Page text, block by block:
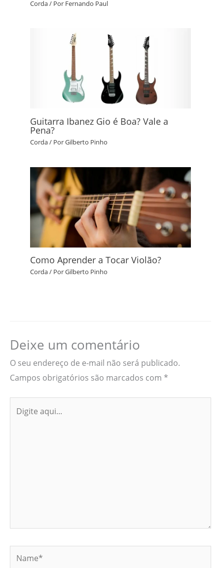
Corda/ Por Fernando Paul
Guitarra Ibanez Gio é Boa? Vale a
Pena?
Corda/ PorGilberto Pinho
Como Aprender a Tocar Violão?
Corda/ PorGilberto Pinho
Deixe um comentário
O seu endereço de e-mail não será publicado.
Campos obrigatórios são marcados com *
aqui...
Name*